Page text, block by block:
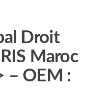
Droit
Maroc
– OEM :